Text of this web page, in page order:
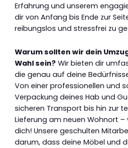
Erfahrung und unserem
dir von Anfang bis Ende zur
reibungslos und stressfrei zu
Warum sollten wir dein
Wahl sein? Wir bieten dir
die genau auf deine
Von einer professionellen und
Verpackung deines Hab und
sicheren Transport bis hin zur
Lieferung am neuen Wohnort –
dich! Unsere geschulten
darum, dass deine Möbel und